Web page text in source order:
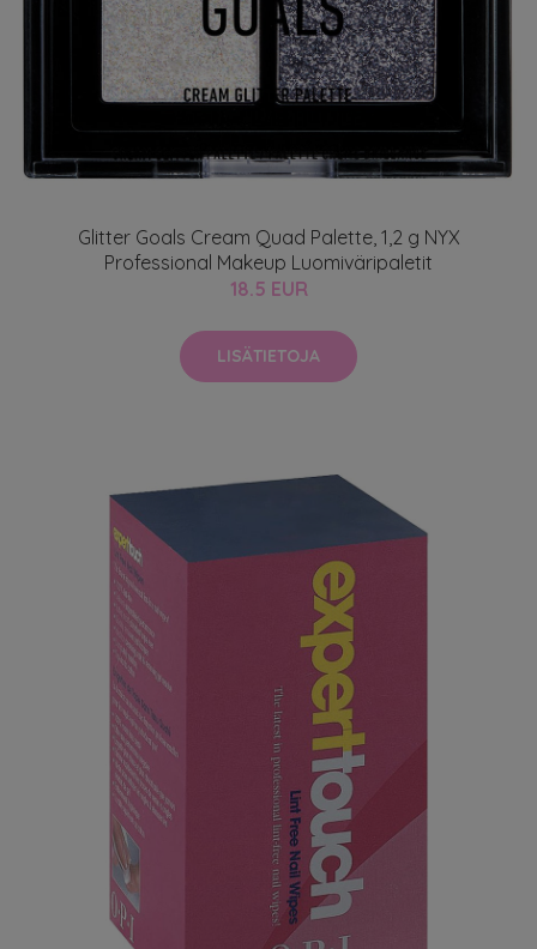
Glitter Goals Cream Quad Palette, 1,2 g NYX
Professional Makeup Luomiväripaletit
18.5 EUR
LISÄTIETOJA